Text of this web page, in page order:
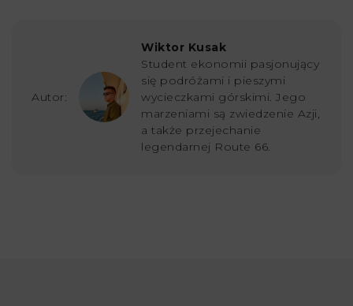
Autor:
Wiktor Kusak
Student ekonomii pasjonujący
się podróżami i pieszymi
wycieczkami górskimi. Jego
marzeniami są zwiedzenie Azji,
a także przejechanie
legendarnej Route 66.